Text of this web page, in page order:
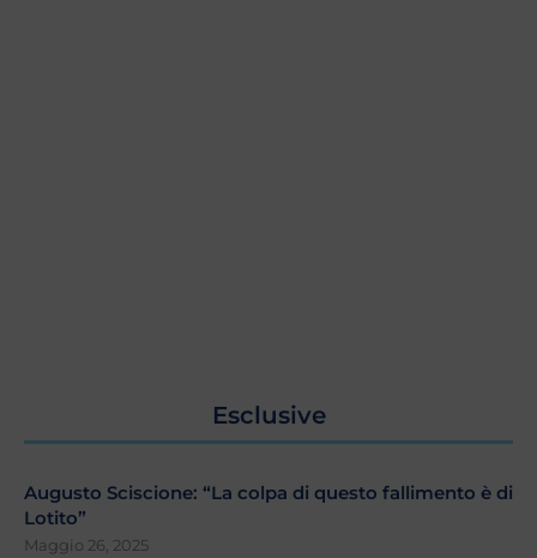
Esclusive
Augusto Sciscione: “La colpa di questo fallimento è di
Lotito”
Maggio 26, 2025